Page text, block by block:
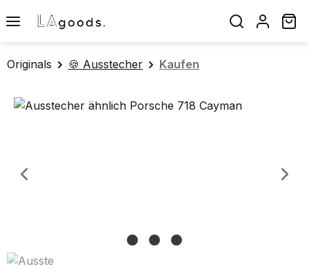
Zum Hauptinhalt springen
Originals 🍪 Ausstecher Kaufen
Bildergalerie überspringen